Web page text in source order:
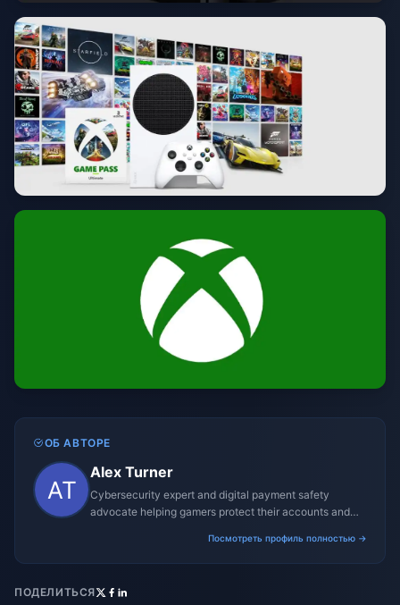
ОБ АВТОРЕ
Alex Turner
Cybersecurity expert and digital payment safety
advocate helping gamers protect their accounts and
Посмотреть профиль полностью →
ПОДЕЛИТЬСЯ